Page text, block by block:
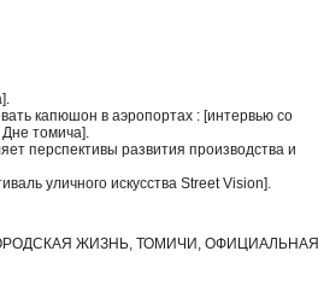
капюшон в аэропортах : [интервью со
томича].
перспективы развития производства и
уличного искусства Street Vision].
ЖИЗНЬ, ТОМИЧИ, ОФИЦИАЛЬНАЯ